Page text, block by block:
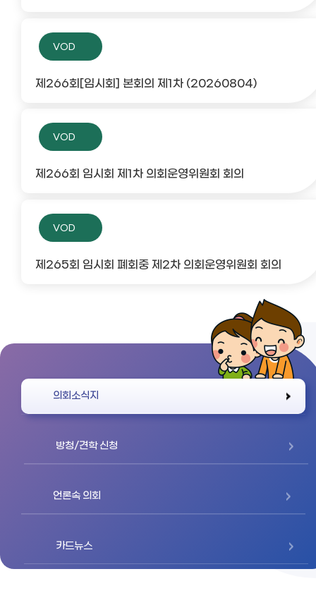
VOD
제266회[임시회] 본회의 제1차 (20260804)
VOD
제266회 임시회 제1차 의회운영위원회 회의
VOD
제265회 임시회 폐회중 제2차 의회운영위원회 회의
의회소식지
방청/견학 신청
언론속 의회
카드뉴스